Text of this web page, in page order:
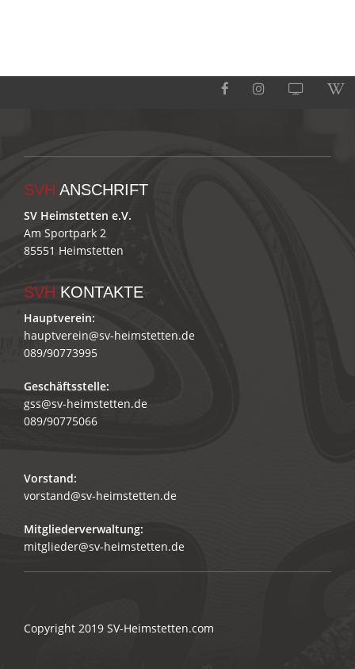
SVH ANSCHRIFT
SV Heimstetten e.V.
Am Sportpark 2
85551 Heimstetten
SVH KONTAKTE
Hauptverein:
hauptverein@sv-heimstetten.de
089/90773995
Geschäftsstelle:
gss@sv-heimstetten.de
089/90775066
Vorstand:
vorstand@sv-heimstetten.de
Mitgliederverwaltung:
mitglieder@sv-heimstetten.de
Copyright 2019 SV-Heimstetten.com